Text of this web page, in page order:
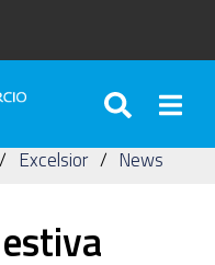
Excelsior News